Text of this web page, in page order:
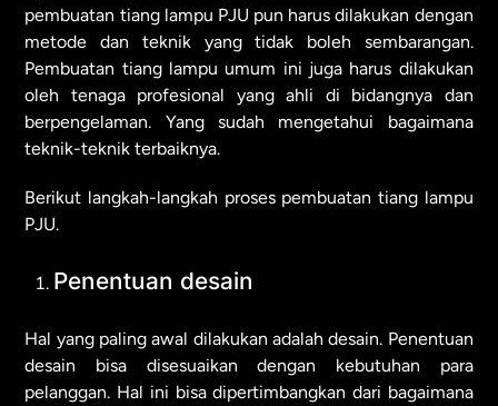
pembuatan tiang lampu PJU pun harus dilakukan dengan
metode dan teknik yang tidak boleh sembarangan.
Pembuatan tiang lampu umum ini juga harus dilakukan
oleh tenaga profesional yang ahli di bidangnya dan
berpengelaman. Yang sudah mengetahui bagaimana
teknik-teknik terbaiknya.
Berikut langkah-langkah proses pembuatan tiang lampu
PJU.
Penentuan desain
Hal yang paling awal dilakukan adalah desain. Penentuan
desain bisa disesuaikan dengan kebutuhan para
pelanggan. Hal ini bisa dipertimbangkan dari bagaimana